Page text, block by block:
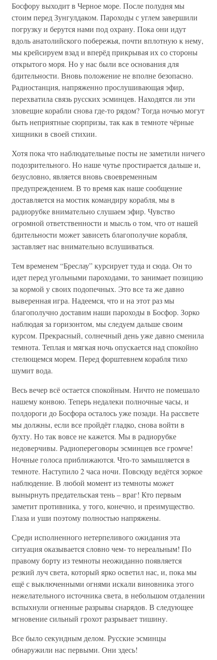
Босфору выходит в Черное море. После полудня мы
стоим перед Зунгулдаком. Пароходы с углем завершили
погрузку и берутся нами под охрану. Пока они идут
вдоль анатолийского побережья, почти вплотную к нему,
мы крейсируем взад и вперёд прикрывая их со стороны
открытого моря. Но у нас были все основания для
бдительности. Вновь положение не вполне безопасно.
Радиостанция, напряженно прослушивающая эфир,
перехватила связь русских эсминцев. Находятся ли эти
зловещие корабли снова где-то рядом? Тогда ночью могут
быть неприятные сюрпризы, так как в темноте чёрные
хищники в своей стихии.
Хотя пока что наблюдательные посты не заметили ничего
подозрительного. Но наше чутье простирается дальше и,
безусловно, является вновь своевременным
предупреждением. В то время как наше сообщение
доставляется на мостик командиру корабля, мы в
радиорубке внимательно слушаем эфир. Чувство
огромной ответственности и мысль о том, что от нашей
бдительности может зависеть благополучие корабля,
заставляет нас внимательно вслушиваться.
Тем временем “Бреслау” курсирует туда и сюда. Он то
идет перед угольными пароходами, то занимает позицию
за кормой у своих подопечных. Это все та же давно
выверенная игра. Надеемся, что и на этот раз мы
благополучно доставим наши пароходы в Босфор. Зорко
наблюдая за горизонтом, мы следуем дальше своим
курсом. Прекрасный, солнечный день уже давно сменила
темнота. Теплая и мягкая ночь опускается над спокойно
стелющемся морем. Перед форштевнем корабля тихо
шумит вода.
Весь вечер всё остается спокойным. Ничто не помешало
нашему конвою. Теперь недалеки полночные часы, и
полдороги до Босфора осталось уже позади. На рассвете
мы должны, если все пройдёт гладко, снова войти в
бухту. Но так вовсе не кажется. Мы в радиорубке
недоверчивы. Радиопереговоры эсминцев все громче!
Ночные голоса приближаются. Что-то замышляется в
темноте. Наступило 2 часа ночи. Повсюду ведётся зоркое
наблюдение. В любой момент из темноты может
вынырнуть предательская тень – враг! Кто первым
заметит противника, у того, конечно, и преимущество.
Глаза и уши поэтому полностью напряжены.
Среди исполненного нетерпеливого ожидания эта
ситуация оказывается словно чем- то нереальным! По
правому борту из темноты неожиданно появляется
резкий луч света, который ярко осветил нас, и, пока мы
ещё с выключенными огнями искали виновника этого
нежелательного источника света, в небольшом отдалении
вспыхнули огненные разрывы снарядов. В следующее
мгновение сильный грохот разрывает тишину.
Все было секундным делом. Русские эсминцы
обнаружили нас первыми. Они здесь!